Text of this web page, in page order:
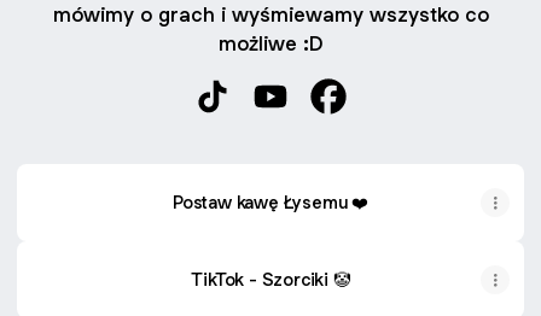
mówimy o grach i wyśmiewamy wszystko co
możliwe :D
Postaw kawę Łysemu ❤️
TikTok - Szorciki 🤡